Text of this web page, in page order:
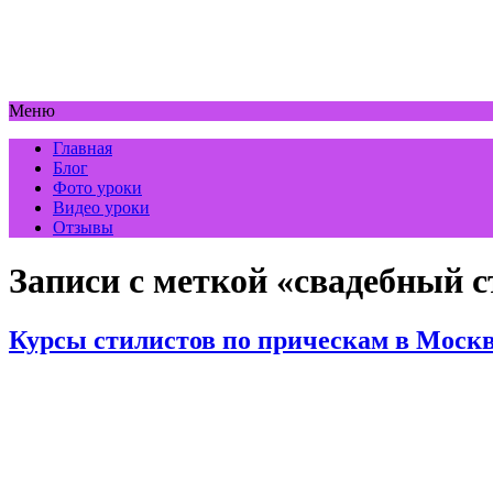
Меню
Главная
Блог
Фото уроки
Видео уроки
Отзывы
Записи с меткой «свадебный
Курсы стилистов по прическам в